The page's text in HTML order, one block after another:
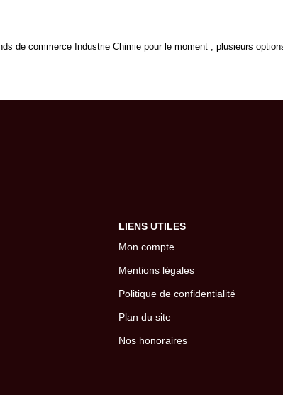
de commerce Industrie Chimie pour le moment , plusieurs
LIENS UTILES
Mon compte
Mentions légales
Politique de confidentialité
Plan du site
Nos honoraires